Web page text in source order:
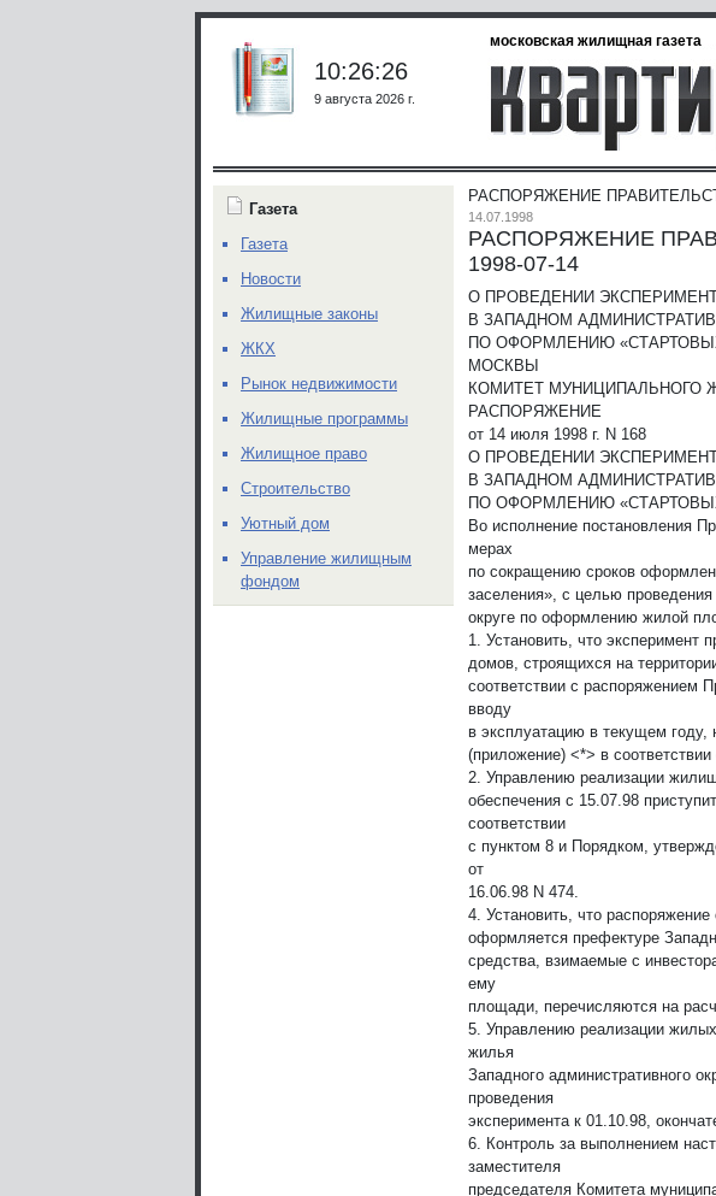
московская жилищная газета
10:26:26
9 августа 2026 г.
РАСПОРЯЖЕНИЕ
14.07.1998
РАСПОРЯЖЕНИЕ
1998-07-14
О ПРОВЕДЕНИИ
В ЗАПАДНОМ
ПО ОФОРМЛЕНИЮ
МОСКВЫ
КОМИТЕТ МУНИЦИПАЛЬНОГО
РАСПОРЯЖЕНИЕ
от 14 июля 1998 г. N 168
О ПРОВЕДЕНИИ
В ЗАПАДНОМ
ПО ОФОРМЛЕНИЮ
Во исполнение постановления
мерах
по сокращению сроков
заселения», с целью
округе по оформлению жилой
1. Установить, что
домов, строящихся на
соответствии с распоряжением
вводу
в эксплуатацию в текущем году,
(приложение) <*> в
2. Управлению реализации
обеспечения с 15.07.98
соответствии
с пунктом 8 и Порядком,
от
16.06.98 N 474.
4. Установить, что распоряжение
оформляется префектуре
средства, взимаемые с
ему
площади, перечисляются на
5. Управлению реализации
жилья
Западного административного
проведения
эксперимента к 01.10.98,
6. Контроль за выполнением
заместителя
председателя Комитета
Газета
Газета
Новости
Жилищные законы
ЖКХ
Рынок недвижимости
Жилищные программы
Жилищное право
Строительство
Уютный дом
Управление жилищным
фондом